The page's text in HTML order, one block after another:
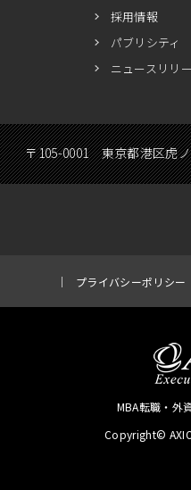
採用情報
パブリシティ
ニュースリリ
〒105-0001 東京都港区虎
プライバシーポリシー
MBA転職・外
Copyright©